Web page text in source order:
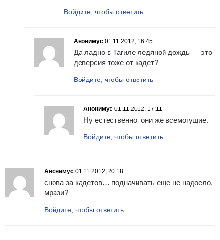
Войдите, чтобы ответить
Анонимус 01.11.2012, 16:45
Да ладно в Тагиле ледяной дождь — это
деверсия тоже от кадет?
Войдите, чтобы ответить
Анонимус 01.11.2012, 17:11
Ну естественно, они же всемогущие.
Войдите, чтобы ответить
Анонимус 01.11.2012, 20:18
снова за кадетов… подначивать еще не надоело,
мрази?
Войдите, чтобы ответить